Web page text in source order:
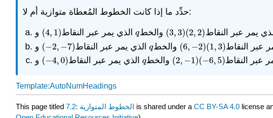
حدِّد ما إذا كانت الخطوط المُعطاة متوازية أم لا:
يمر عبر النقاط (2, 2)
(2, 2)
(3,3)
(3, 3) والخطq
qالذي يمر عبر النقاط (4, 1)
(4, 1) و
عبر النقاط (1,3)
(1, 3)
(6, −2)
(6, −2) والخطq
q الذي يمر عبر النقاط (−2, −7)
(−2,−7) و
عبر النقاط (−6, 5)
(−6,5)
(2, −1)
(2, −1) والخطq
q الذي يمر عبر النقاط (−4,0)
(−4,0) و
Template:AutoNumHeadings
This page titled 7.2: الخطوط المتوازية is shared under a CC BY-SA 4.0 license